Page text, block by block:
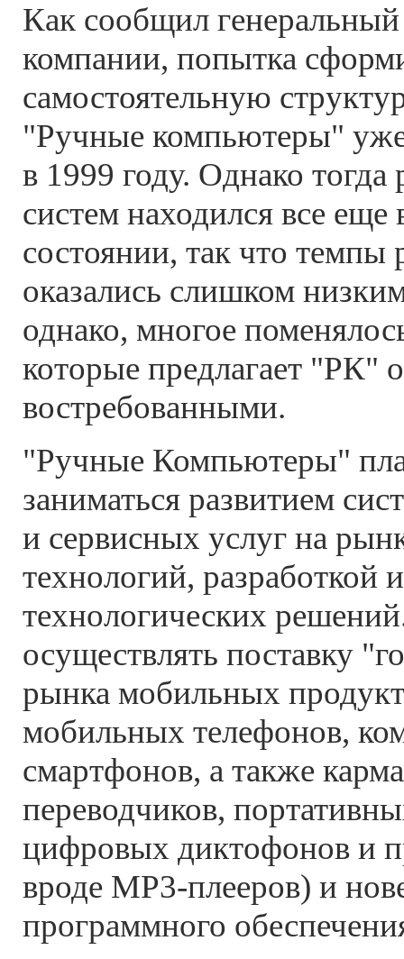
Как сообщил
компании, попытка
самостоятельную
"Ручные компьютеры"
в 1999 году. Однако
систем находился все еще
состоянии, так что темпы
оказались слишком
однако, многое
которые предлагает "РК"
востребованными.
"Ручные Компьютеры"
заниматься развитием
и сервисных услуг на
технологий, разработкой
технологических
осуществлять поставку
рынка мобильных
мобильных телефонов,
смартфонов, а также
переводчиков,
цифровых диктофонов и
вроде МР3-плееров) и
программного